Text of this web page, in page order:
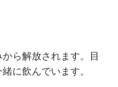
ら解放されます。目
に飲んでいます。